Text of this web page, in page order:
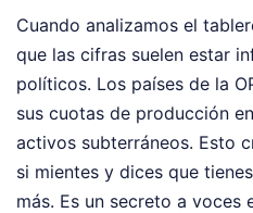
Cuando analizamos el
que las cifras suelen estar
políticos. Los países de la
sus cuotas de producción
activos subterráneos. Esto
si mientes y dices que
más. Es un secreto a voces